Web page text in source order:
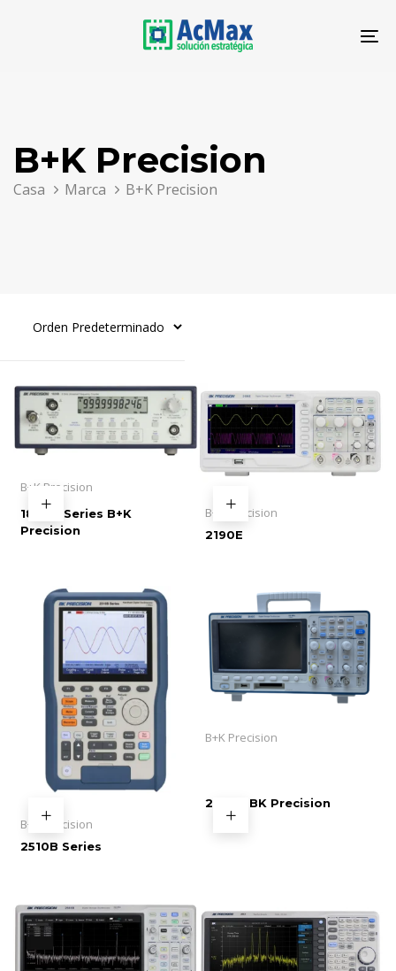
B+K Precision
Casa Marca B+K Precision
B+K Precision
1820B Series B+K
Precision
B+K Precision
2190E
B+K Precision
2510B Series
B+K Precision
2542C BK Precision